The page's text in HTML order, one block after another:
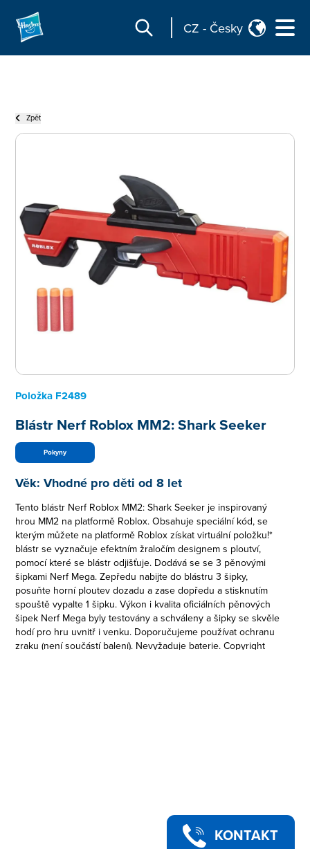
CZ - Česky
Zpět
Položka F2489
Blástr Nerf Roblox MM2: Shark Seeker
Pokyny
Věk: Vhodné pro děti od 8 let
Tento blástr Nerf Roblox MM2: Shark Seeker je inspirovaný
hrou MM2 na platformě Roblox. Obsahuje speciální kód, se
kterým můžete na platformě Roblox získat virtuální položku!*
blástr se vyznačuje efektním žraločím designem s ploutví,
pomocí které se blástr odjišťuje. Dodává se se 3 pěnovými
šipkami Nerf Mega. Zepředu nabijte do blástru 3 šipky,
posuňte horní ploutev dozadu a zase dopředu a stisknutím
spouště vypalte 1 šipku. Výkon i kvalita oficiálních pěnových
šipek Nerf Mega byly testovány a schváleny a šipky se skvěle
hodí pro hru uvnitř i venku. Doporučujeme používat ochranu
zraku (není součástí balení). Nevyžaduje baterie. Copyright
KONTAKT